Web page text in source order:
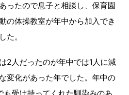
ったので息子と相談し、保育園
の体操教室が年中から加入でき
た。
2人だったのが年中では1人に減
変化があった年でした。年中の